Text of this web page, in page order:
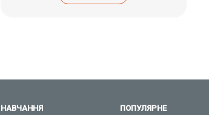
НАВЧАННЯ ПОПУЛЯРНЕ